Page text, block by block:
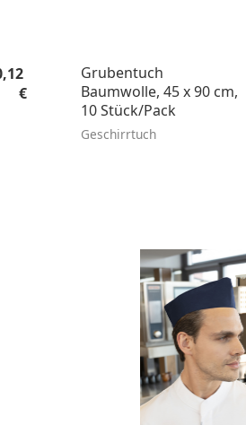
Preis:
€
Grubentuch
Baumwolle, 45 x 90 cm,
10 Stück/Pack
Geschirrtuch